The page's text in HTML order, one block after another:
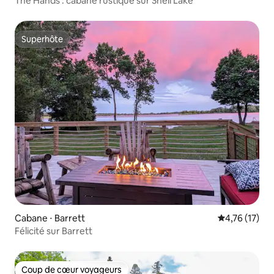
Superhôte
Superhôte
Cabane ⋅ Barrett Évaluation
4,76 (17)
Félicité sur Barrett
Coup de cœur voyageurs